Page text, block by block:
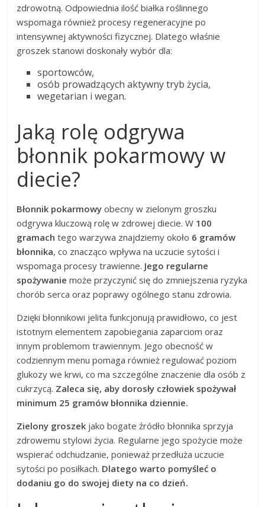
zdrowotną. Odpowiednia ilość białka roślinnego
wspomaga również procesy regeneracyjne po
intensywnej aktywności fizycznej. Dlatego właśnie
groszek stanowi doskonały wybór dla:
sportowców,
osób prowadzących aktywny tryb życia,
wegetarian i wegan.
Jaką rolę odgrywa
błonnik pokarmowy w
diecie?
Błonnik pokarmowy obecny w zielonym groszku
odgrywa kluczową rolę w zdrowej diecie. W 100
gramach tego warzywa znajdziemy około 6 gramów
błonnika, co znacząco wpływa na uczucie sytości i
wspomaga procesy trawienne. Jego regularne
spożywanie może przyczynić się do zmniejszenia ryzyka
chorób serca oraz poprawy ogólnego stanu zdrowia.
Dzięki błonnikowi jelita funkcjonują prawidłowo, co jest
istotnym elementem zapobiegania zaparciom oraz
innym problemom trawiennym. Jego obecność w
codziennym menu pomaga również regulować poziom
glukozy we krwi, co ma szczególne znaczenie dla osób z
cukrzycą. Zaleca się, aby dorosły człowiek spożywał
minimum 25 gramów błonnika dziennie.
Zielony groszek jako bogate źródło błonnika sprzyja
zdrowemu stylowi życia. Regularne jego spożycie może
wspierać odchudzanie, ponieważ przedłuża uczucie
sytości po posiłkach. Dlatego warto pomyśleć o
dodaniu go do swojej diety na co dzień.